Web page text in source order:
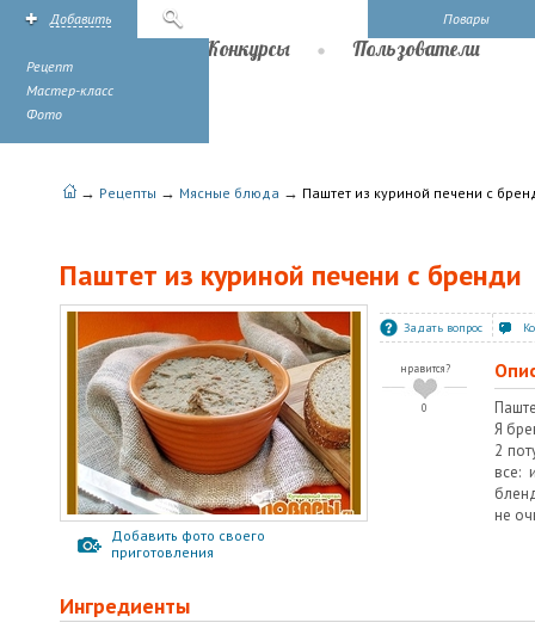
Повары
Добавить
Рецепт
Мастер-класс
Фото
Конкурсы Пользователи
→ Рецепты → Мясные блюда → Паштет из куриной печени с
Паштет из куриной печени с бренди
Добавить фото своего
приготовления
Задать вопрос
нравится?
0
Я
2
все:
не
Ингредиенты